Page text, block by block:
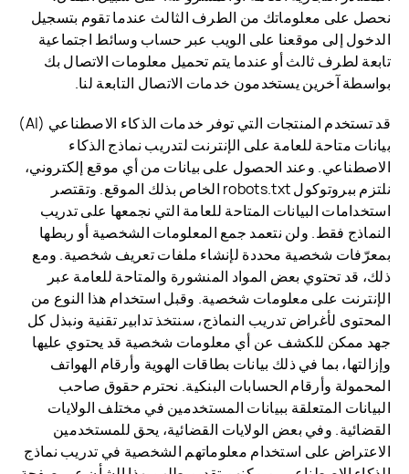
نحصل على معلوماتك من الطرف الثالث عندما تقوم بتسجيل
الدخول إلى موقعنا على الويب عبر حساب وسائط اجتماعية
تابعة لطرف ثالث أو عندما يتم تحميل معلومات الاتصال بك
بواسطة آخرين يستخدمون خدمات الاتصال التابعة لنا.
قد تستخدم المنتجات التي توفر خدمات الذكاء الاصطناعي (AI)
بيانات متاحة للعامة على الإنترنت لتدريب نماذج الذكاء
الاصطناعي. وعند الحصول على بيانات من أي موقع إلكتروني،
نلتزم ببروتوكول robots.txt الخاص بذلك الموقع. وتقتصر
استخدامات البيانات المتاحة للعامة التي نجمعها على تدريب
النماذج فقط. ولن نتعمد جمع المعلومات الشخصية أو ربطها
بمعرّفات شخصية محددة لإنشاء ملفات تعريف شخصية. ومع
ذلك، قد تحتوي بعض المواد المنشورة والمتاحة للعامة عبر
الإنترنت على معلومات شخصية. وقبل استخدام هذا النوع من
المحتوى لأغراض تدريب النماذج، سنتخذ تدابير تقنية ونبذل كل
جهد ممكن للكشف عن أي معلومات شخصية قد يحتوي عليها
وإزالتها، بما في ذلك بيانات بطاقات الهوية وأرقام الهواتف
المحمولة وأرقام الحسابات البنكية. نحترم حقوق صاحب
البيانات المتعلقة ببيانات المستخدمين في مختلف الولايات
القضائية. وفي بعض الولايات القضائية، يحق للمستخدمين
الاعتراض على استخدام معلوماتهم الشخصية في تدريب نماذج